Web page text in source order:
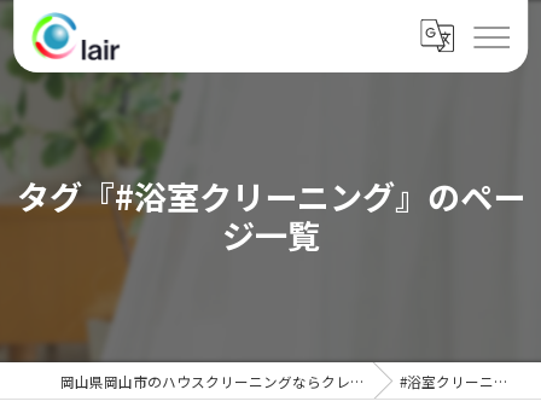
タグ『#浴室クリーニング』のペー
ジ一覧
岡山県岡山市のハウスクリーニングならクレール #浴室クリーニング